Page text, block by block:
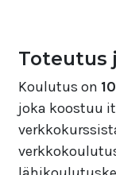
Toteutus
Koulutus on
joka koostuu